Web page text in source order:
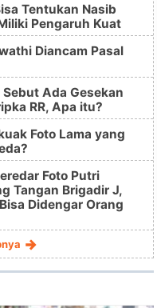
Tentukan Nasib
Pengaruh Kuat
Diancam Pasal
Ada Gesekan
RR, Apa itu?
Foto Lama yang
Foto Putri
Tangan Brigadir J,
Didengar Orang